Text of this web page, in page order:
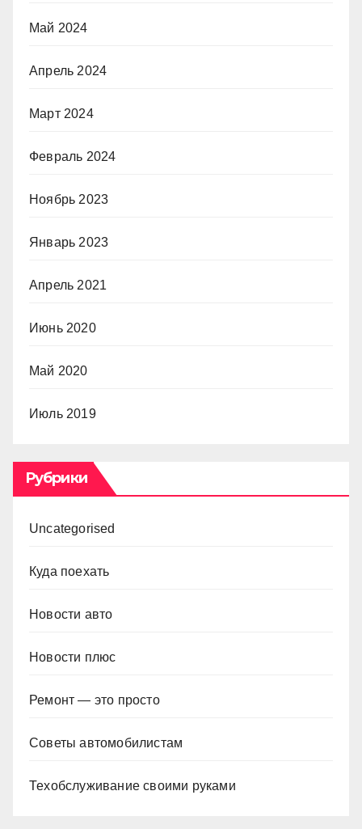
Май 2024
Апрель 2024
Март 2024
Февраль 2024
Ноябрь 2023
Январь 2023
Апрель 2021
Июнь 2020
Май 2020
Июль 2019
Рубрики
Uncategorised
Куда поехать
Новости авто
Новости плюс
Ремонт — это просто
Советы автомобилистам
Техобслуживание своими руками